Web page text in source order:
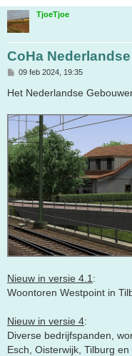
TjoeTjoe
CoHa
B
r
h
09 feb 2024, 19:35
Het Nederlandse
Nieuw in versie 4.1 :
Woontoren Westpoint in
Nieuw in versie 4:
Diverse bedrijfspanden,
Esch, Oisterwijk, Tilburg en